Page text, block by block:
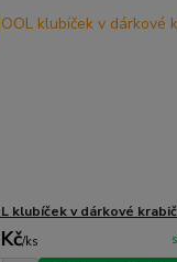
klubíček v dárkové
/ks